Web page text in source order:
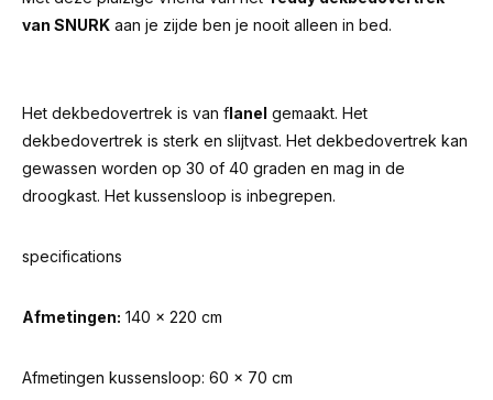
van SNURK aan je zijde ben je nooit alleen in bed.
Het dekbedovertrek is van flanel gemaakt. Het
dekbedovertrek is sterk en slijtvast. Het dekbedovertrek kan
gewassen worden op 30 of 40 graden en mag in de
droogkast. Het kussensloop is inbegrepen.
specifications
Afmetingen: 140 x 220 cm
Afmetingen kussensloop: 60 x 70 cm